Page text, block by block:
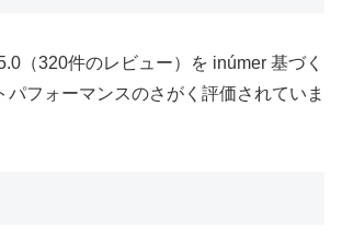
（320件のレビュー）を inúmer 基づく
パフォーマンスのさがく評価されていま